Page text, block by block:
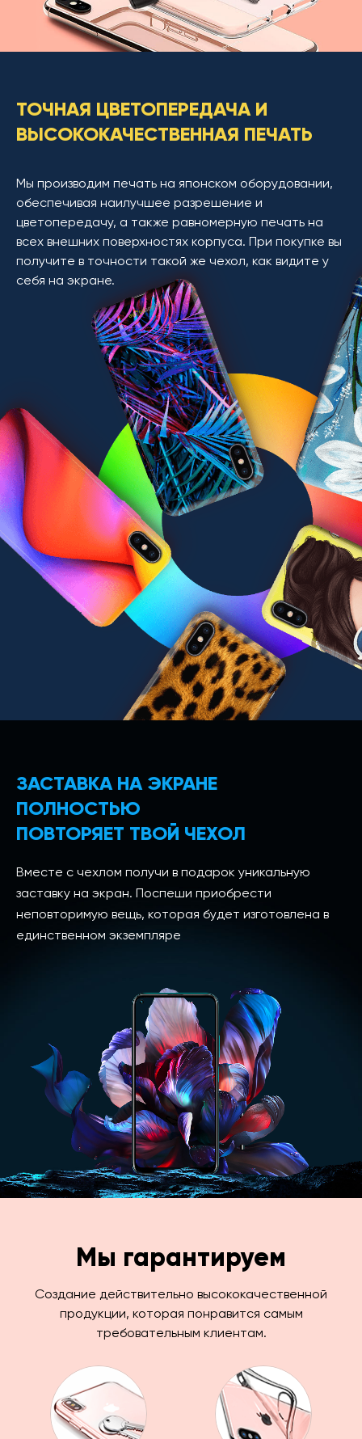
ТОЧНАЯ ЦВЕТОПЕРЕДАЧА И
ВЫСОКОКАЧЕСТВЕННАЯ ПЕЧАТЬ
Мы производим печать на японском оборудовании,
обеспечивая наилучшее разрешение и
цветопередачу, а также равномерную печать на
всех внешних поверхностях корпуса. При покупке вы
получите в точности такой же чехол, как видите у
себя на экране.
ЗАСТАВКА НА ЭКРАНЕ
ПОЛНОСТЬЮ
ПОВТОРЯЕТ ТВОЙ ЧЕХОЛ
Вместе с чехлом получи в подарок уникальную
заставку на экран. Поспеши приобрести
неповторимую вещь, которая будет изготовлена в
единственном экземпляре
Мы гарантируем
Создание действительно высококачественной
продукции, которая понравится самым
требовательным клиентам.